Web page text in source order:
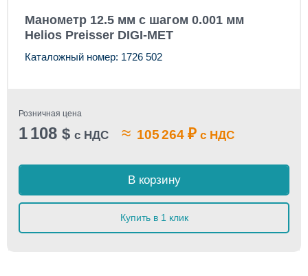
Манометр 12.5 мм с шагом 0.001 мм
Helios Preisser DIGI-MET
Каталожный номер: 1726 502
Розничная цена
1 108 $ с НДС ≈ 105 264 ₽ с НДС
В корзину
Купить в 1 клик